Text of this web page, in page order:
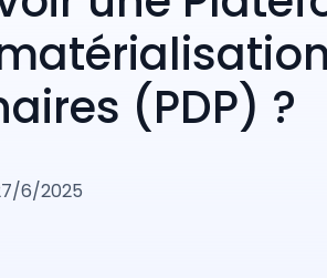
(PDP) ?
6/2025